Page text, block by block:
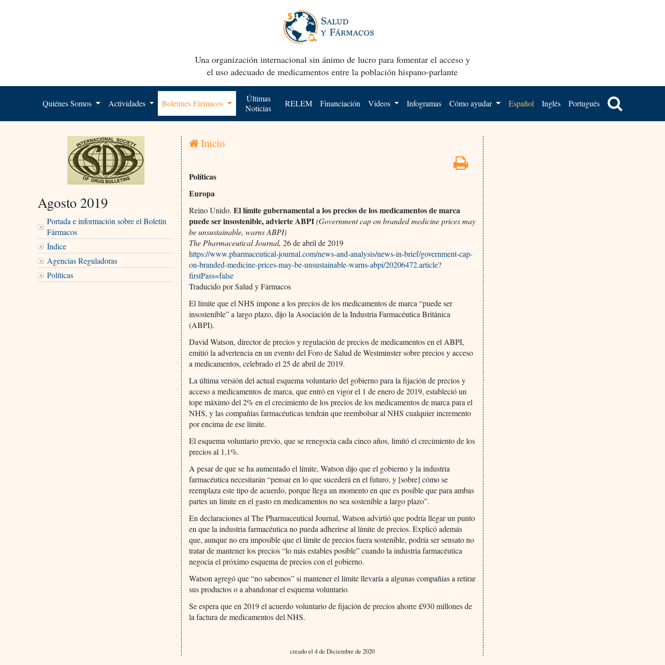
Una organización internacional sin ánimo de lucro para fomentar el acceso y
el uso adecuado de medicamentos entre la población hispano-parlante
Quiénes Somos Actividades Boletines Fármacos
Últimas
Noticias
RELEM Financiación Videos Infogramas Cómo ayudar Español Inglés Portugués
Agosto 2019
Portada e información sobre el Boletín
Fármacos
Índice
Agencias Reguladoras
Políticas
Inicio
Políticas
Europa
Reino Unido. El límite gubernamental a los precios de los medicamentos de marca
puede ser insostenible, advierte ABPI(Government cap on branded medicine prices may
be unsustainable, warns ABPI)
The Pharmaceutical Journal, 26 de abril de 2019
https://www.pharmaceutical-journal.com/news-and-analysis/news-in-brief/government-cap-
on-branded-medicine-prices-may-be-unsustainable-warns-abpi/20206472.article?
firstPass=false
Traducido por Salud y Fármacos
El límite que el NHS impone a los precios de los medicamentos de marca “puede ser
insostenible” a largo plazo, dijo la Asociación de la Industria Farmacéutica Británica
(ABPI).
David Watson, director de precios y regulación de precios de medicamentos en el ABPI,
emitió la advertencia en un evento del Foro de Salud de Westminster sobre precios y acceso
a medicamentos, celebrado el 25 de abril de 2019.
La última versión del actual esquema voluntario del gobierno para la fijación de precios y
acceso a medicamentos de marca, que entró en vigor el 1 de enero de 2019, estableció un
tope máximo del 2% en el crecimiento de los precios de los medicamentos de marca para el
NHS, y las compañías farmacéuticas tendrán que reembolsar al NHS cualquier incremento
por encima de ese límite.
El esquema voluntario previo, que se renegocia cada cinco años, limitó el crecimiento de los
precios al 1,1%.
A pesar de que se ha aumentado el límite, Watson dijo que el gobierno y la industria
farmacéutica necesitarán “pensar en lo que sucederá en el futuro, y [sobre] cómo se
reemplaza este tipo de acuerdo, porque llega un momento en que es posible que para ambas
partes un límite en el gasto en medicamentos no sea sostenible a largo plazo”.
En declaraciones al The Pharmaceutical Journal, Watson advirtió que podría llegar un punto
en que la industria farmacéutica no pueda adherirse al límite de precios. Explicó además
que, aunque no era imposible que el límite de precios fuera sostenible, podría ser sensato no
tratar de mantener los precios “lo más estables posible” cuando la industria farmacéutica
negocia el próximo esquema de precios con el gobierno.
Watson agregó que “no sabemos” si mantener el límite llevaría a algunas compañías a retirar
sus productos o a abandonar el esquema voluntario.
Se espera que en 2019 el acuerdo voluntario de fijación de precios ahorre £930 millones de
la factura de medicamentos del NHS.
creado el 4 de Diciembre de 2020